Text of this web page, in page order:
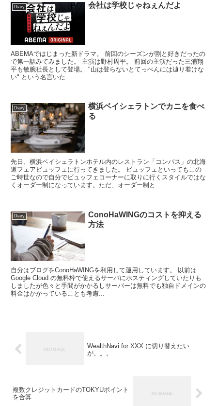
Diary 会社は学校じゃねぇんだよ
ABEMAではじまった新ドラマ。 前回のシーズンが割と好きだったの
で第一話みてみました。 主演は野村周平。 前回の主演だった三浦翔
平も敏腕社長として登場。 "山は登らないとてっぺんには辿り着けな
い" という名言いた...
Diary
横浜ベイシェラトンでカニを食べ
る
先日、横浜ベイシェラトンホテル内のレストラン「コンパス」の北海
道フェアビュッフェに行ってきました。 ビュッフェといってもこの
ご時世なので自分でビュッフェコーナーに取りに行くスタイルではな
くオーダー制になっています。ただ、オーダー制と...
Diary
ConoHaWINGのコストを抑える
方法
自分はブログをConoHaWINGを利用して運用しています。 以前は
Google Cloud の無料枠で使えるサーバにホスティングしていたりも
しましたが色々と手間がかかるしサーバーは無料でも独自ドメインの
料金はかかっていることも考慮...
WealthNavi for XXX に切り替えたい
が。。。
複数クレジットカードのTOKYUポイント
を合算